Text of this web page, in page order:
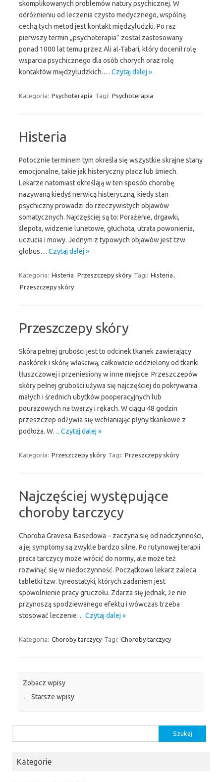
skomplikowanych problemów natury psychicznej. W
odróżnieniu od leczenia czysto medycznego, wspólną
cechą tych metod jest kontakt międzyludzki. Po raz
pierwszy termin „psychoterapia” został zastosowany
ponad 1000 lat temu przez Ali al-Tabari, który docenił rolę
wsparcia psychicznego dla osób chorych oraz rolę
kontaktów międzyludzkich.… Czytaj dalej »
Kategoria: Psychoterapia Tagi: Psychoterapia
Histeria
Potocznie terminem tym określa się wszystkie skrajne stany
emocjonalne, takie jak histeryczny płacz lub śmiech.
Lekarze natomiast określają w ten sposób chorobę
nazywaną kiedyś nerwicą histeryczną, kiedy stan
psychiczny prowadzi do rzeczywistych objawów
somatycznych. Najczęściej są to: Porażenie, drgawki,
ślepota, widzenie lunetowe, głuchota, utrata powonienia,
uczucia i mowy. Jednym z typowych objawów jest tzw.
globus… Czytaj dalej »
Kategoria: Histeria Przeszczepy skóry Tagi: Histeria ,
Przeszczepy skóry
Przeszczepy skóry
Skóra pełnej grubości jest to odcinek tkanek zawierający
naskórek i skórę właściwą, całkowicie oddzielony od tkanki
tłuszczowej i przeniesiony w inne miejsce. Przeszczepów
skóry pełnej grubości używa się najczęściej do pokrywania
małych i średnich ubytków pooperacyjnych lub
pourazowych na twarzy i rękach. W ciągu 48 godzin
przeszczep odżywia się wchłaniając płyny tkankowe z
podłoża. W… Czytaj dalej »
Kategoria: Przeszczepy skóry Tagi: Przeszczepy skóry
Najczęściej występujące
choroby tarczycy
Choroba Gravesa-Basedowa – zaczyna się od nadczynności,
a jej symptomy są zwykle bardzo silne. Po rutynowej terapii
praca tarczycy może wrócić do normy, ale może też
rozwinąć się w niedoczynność. Początkowo lekarz zaleca
tabletki tzw. tyreostatyki, których zadaniem jest
spowolnienie pracy gruczołu. Zdarza się jednak, że nie
przynoszą spodziewanego efektu i wówczas trzeba
stosować leczenie… Czytaj dalej »
Kategoria: Choroby tarczycy Tagi: Choroby tarczycy
Zobacz wpisy
← Starsze wpisy
Kategorie